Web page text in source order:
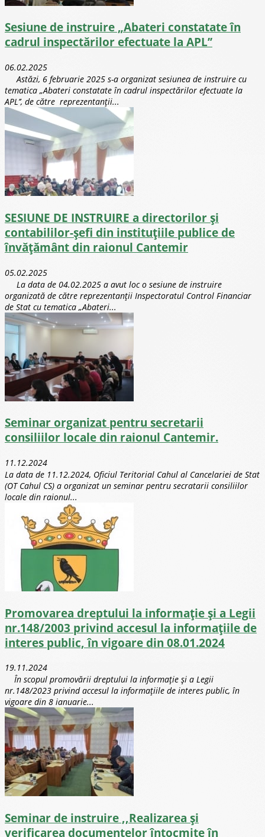
Sesiune de instruire „Abateri constatate în
cadrul inspectărilor efectuate la APL’’
06.02.2025
Astăzi, 6 februarie 2025 s-a organizat sesiunea de instruire cu
tematica „Abateri constatate în cadrul inspectărilor efectuate la
APL’’, de către reprezentanții...
SESIUNE DE INSTRUIRE a directorilor și
contabililor-șefi din instituțiile publice de
învățământ din raionul Cantemir
05.02.2025
La data de 04.02.2025 a avut loc o sesiune de instruire
organizată de către reprezentanții Inspectoratul Control Financiar
de Stat cu tematica „Abateri...
Seminar organizat pentru secretarii
consiliilor locale din raionul Cantemir.
11.12.2024
La data de 11.12.2024, Oficiul Teritorial Cahul al Cancelariei de Stat
(OT Cahul CS) a organizat un seminar pentru secratarii consiliilor
locale din raionul...
Promovarea dreptului la informație și a Legii
nr.148/2003 privind accesul la informațiile de
interes public, în vigoare din 08.01.2024
19.11.2024
În scopul promovării dreptului la informație și a Legii
nr.148/2023 privind accesul la informațiile de interes public, în
vigoare din 8 ianuarie...
Seminar de instruire ,,Realizarea și
verificarea documentelor întocmite în